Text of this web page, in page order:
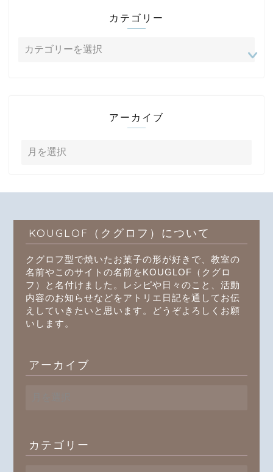
カテゴリー
アーカイブ
KOUGLOF（クグロフ）について
クグロフ型で焼いたお菓子の形が好きで、教室の
名前やこのサイトの名前をKOUGLOF（クグロ
フ）と名付けました。レシピや日々のこと、活動
内容のお知らせなどをアトリエ日記を通してお伝
えしていきたいと思います。どうぞよろしくお願
いします。
アーカイブ
ブ
カテゴリー
プロフィール